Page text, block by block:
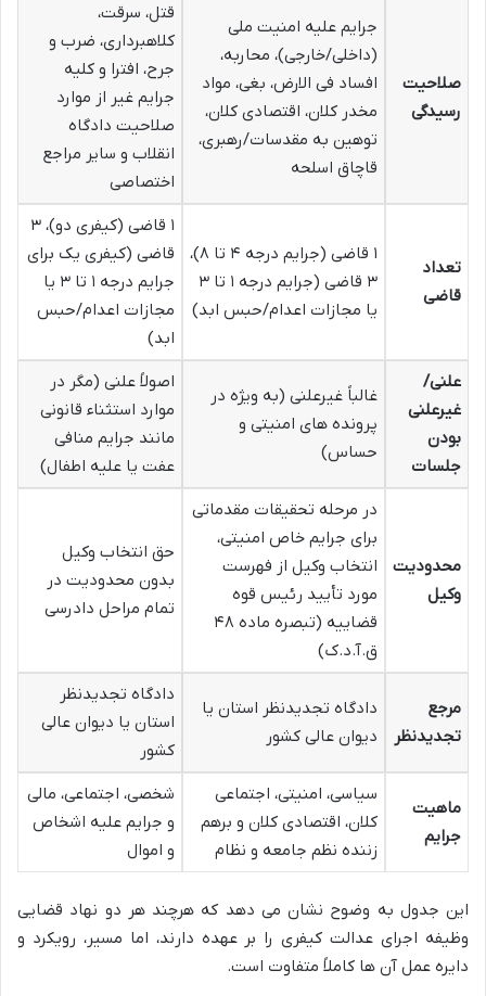
صلاحیت
رسیدگی
جرایم علیه امنیت ملی
(داخلی/خارجی)، محاربه،
افساد فی الارض، بغی، مواد
مخدر کلان، اقتصادی کلان،
توهین به مقدسات/رهبری،
قاچاق اسلحه
قتل، سرقت،
کلاهبرداری، ضرب و
جرح، افترا و کلیه
جرایم غیر از موارد
صلاحیت دادگاه
انقلاب و سایر مراجع
اختصاصی
تعداد
قاضی
۱ قاضی (جرایم درجه ۴ تا ۸)،
۳ قاضی (جرایم درجه ۱ تا ۳
یا مجازات اعدام/حبس ابد)
۱ قاضی (کیفری دو)، ۳
قاضی (کیفری یک برای
جرایم درجه ۱ تا ۳ یا
مجازات اعدام/حبس
ابد)
علنی/
غیرعلنی
بودن
جلسات
غالباً غیرعلنی (به ویژه در
پرونده های امنیتی و
حساس)
اصولاً علنی (مگر در
موارد استثناء قانونی
مانند جرایم منافی
عفت یا علیه اطفال)
محدودیت
وکیل
در مرحله تحقیقات مقدماتی
برای جرایم خاص امنیتی،
انتخاب وکیل از فهرست
مورد تأیید رئیس قوه
قضاییه (تبصره ماده ۴۸
ق.آ.د.ک)
حق انتخاب وکیل
بدون محدودیت در
تمام مراحل دادرسی
مرجع
تجدیدنظر
دادگاه تجدیدنظر استان یا
دیوان عالی کشور
دادگاه تجدیدنظر
استان یا دیوان عالی
کشور
ماهیت
جرایم
سیاسی، امنیتی، اجتماعی
کلان، اقتصادی کلان و برهم
زننده نظم جامعه و نظام
شخصی، اجتماعی، مالی
و جرایم علیه اشخاص
و اموال
این جدول به وضوح نشان می دهد که هرچند هر دو نهاد قضایی
وظیفه اجرای عدالت کیفری را بر عهده دارند، اما مسیر، رویکرد و
دایره عمل آن ها کاملاً متفاوت است.